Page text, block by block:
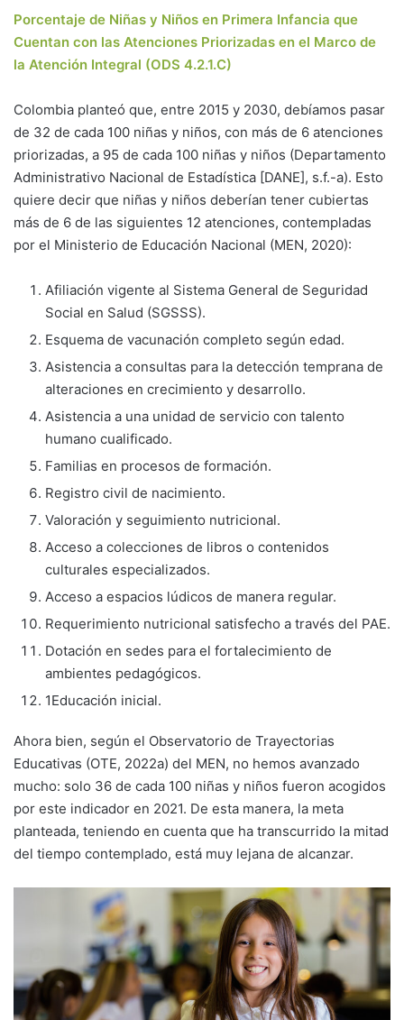
Porcentaje de Niñas y Niños en Primera Infancia que
Cuentan con las Atenciones Priorizadas en el Marco de
la Atención Integral (ODS 4.2.1.C)
Colombia planteó que, entre 2015 y 2030, debíamos pasar
de 32 de cada 100 niñas y niños, con más de 6 atenciones
priorizadas, a 95 de cada 100 niñas y niños (Departamento
Administrativo Nacional de Estadística [DANE], s.f.-a). Esto
quiere decir que niñas y niños deberían tener cubiertas
más de 6 de las siguientes 12 atenciones, contempladas
por el Ministerio de Educación Nacional (MEN, 2020):
Afiliación vigente al Sistema General de Seguridad
Social en Salud (SGSSS).
Esquema de vacunación completo según edad.
Asistencia a consultas para la detección temprana de
alteraciones en crecimiento y desarrollo.
Asistencia a una unidad de servicio con talento
humano cualificado.
Familias en procesos de formación.
Registro civil de nacimiento.
Valoración y seguimiento nutricional.
Acceso a colecciones de libros o contenidos
culturales especializados.
Acceso a espacios lúdicos de manera regular.
Requerimiento nutricional satisfecho a través del PAE.
Dotación en sedes para el fortalecimiento de
ambientes pedagógicos.
1Educación inicial.
Ahora bien, según el Observatorio de Trayectorias
Educativas (OTE, 2022a) del MEN, no hemos avanzado
mucho: solo 36 de cada 100 niñas y niños fueron acogidos
por este indicador en 2021. De esta manera, la meta
planteada, teniendo en cuenta que ha transcurrido la mitad
del tiempo contemplado, está muy lejana de alcanzar.